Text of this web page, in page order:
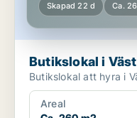
Skapad 22 d Ca.
Butikslokal i
Butikslokal att hyra i
Areal